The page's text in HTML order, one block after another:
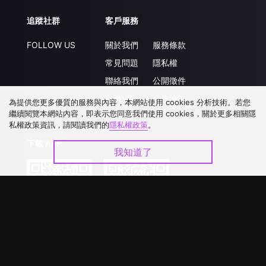
追蹤社群
FOLLOW US
客戶服務
關於我們
常見問題
聯絡我們
升級VIP
服務條款
隱私權
公開徵件
合作洽談
下載 APP
為提供您更多優質的服務與內容，本網站使用 cookies 分析技術。若您
繼續閱覽本網站內容，即表示您同意我們使用 cookies，關於更多相關隱
私權政策資訊，請閱讀我們的隱私權政策。
我知道了